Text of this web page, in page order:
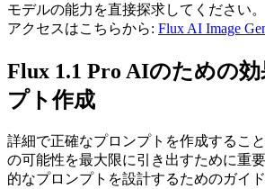
モデルの能力を直接探求してください。
アクセスはこちらから: Flux AI Image
Flux 1.1 Pro AIのための
プト作成
詳細で正確なプロンプトを作成すること
の可能性を最大限に引き出すために重
的なプロンプトを設計するためのガイ